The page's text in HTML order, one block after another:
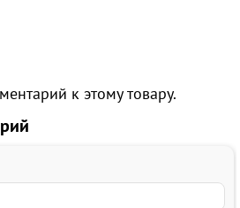
к этому товару.